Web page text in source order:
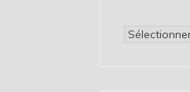
Catégories